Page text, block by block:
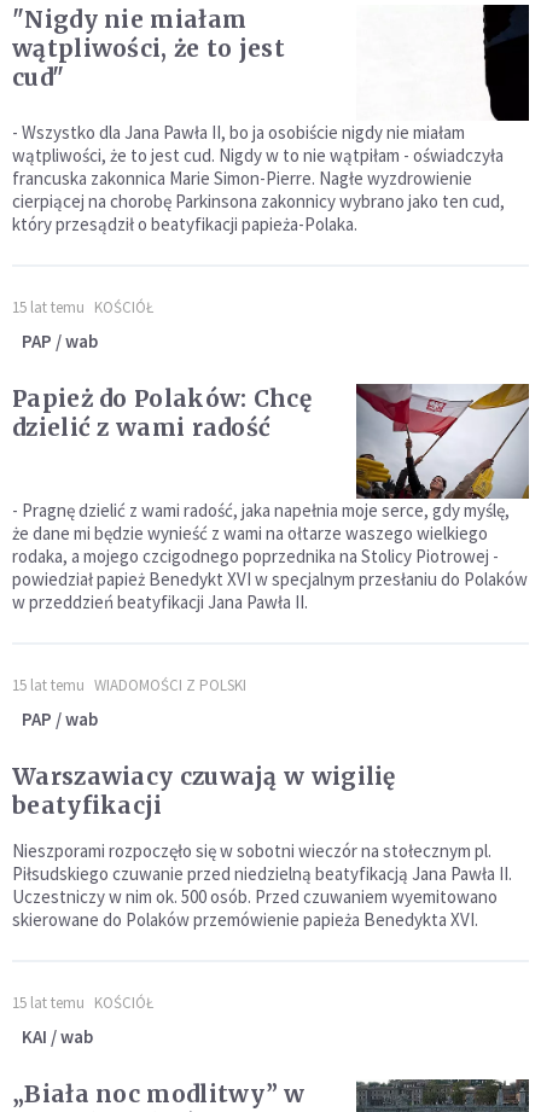
"Nigdy nie miałam
wątpliwości, że to jest
cud"
- Wszystko dla Jana Pawła II, bo ja osobiście nigdy nie miałam
wątpliwości, że to jest cud. Nigdy w to nie wątpiłam - oświadczyła
francuska zakonnica Marie Simon-Pierre. Nagłe wyzdrowienie
cierpiącej na chorobę Parkinsona zakonnicy wybrano jako ten cud,
który przesądził o beatyfikacji papieża-Polaka.
15 lat temu KOŚCIÓŁ
PAP / wab
Papież do Polaków: Chcę
dzielić z wami radość
- Pragnę dzielić z wami radość, jaka napełnia moje serce, gdy myślę,
że dane mi będzie wynieść z wami na ołtarze waszego wielkiego
rodaka, a mojego czcigodnego poprzednika na Stolicy Piotrowej -
powiedział papież Benedykt XVI w specjalnym przesłaniu do Polaków
w przeddzień beatyfikacji Jana Pawła II.
15 lat temu WIADOMOŚCI Z POLSKI
PAP / wab
Warszawiacy czuwają w wigilię
beatyfikacji
Nieszporami rozpoczęło się w sobotni wieczór na stołecznym pl.
Piłsudskiego czuwanie przed niedzielną beatyfikacją Jana Pawła II.
Uczestniczy w nim ok. 500 osób. Przed czuwaniem wyemitowano
skierowane do Polaków przemówienie papieża Benedykta XVI.
15 lat temu KOŚCIÓŁ
KAI / wab
„Biała noc modlitwy” w